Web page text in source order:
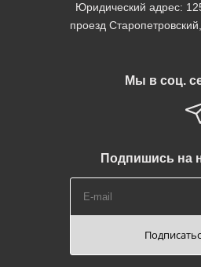
Юридический адрес:
проезд
Мы в соц.
Подпишись на